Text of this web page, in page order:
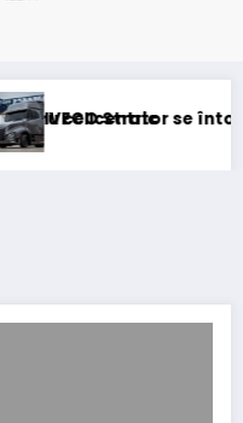
Strator se întoarce